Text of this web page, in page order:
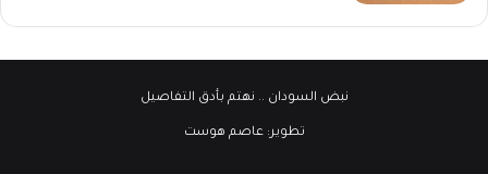
نبض السودان .. نهتم بأدق التفاصيل
تطوير:عاصم هوست